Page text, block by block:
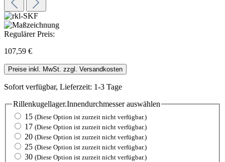
Regulärer Preis:
107,59 €
Preise inkl. MwSt. zzgl. Versandkosten
Sofort verfügbar, Lieferzeit: 1-3 Tage
Rillenkugellager.Innendurchmesserauswählen
15 (Diese Option ist zurzeit nicht verfügbar.)
17 (Diese Option ist zurzeit nicht verfügbar.)
20 (Diese Option ist zurzeit nicht verfügbar.)
25 (Diese Option ist zurzeit nicht verfügbar.)
30 (Diese Option ist zurzeit nicht verfügbar.)